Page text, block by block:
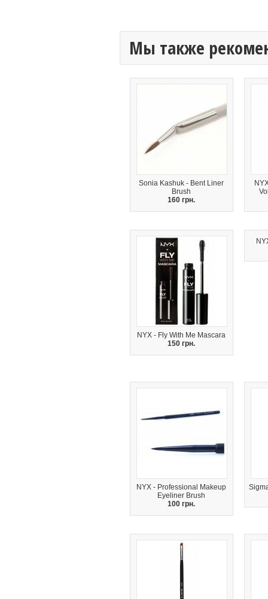
Мы также
Sonia Kashuk - Bent Liner
Brush
160 грн.
NYX - Fly With Me Mascara
150 грн.
NYX - Professional Makeup
Eyeliner Brush
100 грн.